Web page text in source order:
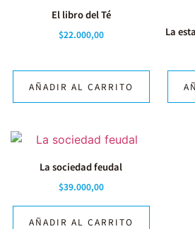
El libro del Té
$22.000,00
AÑADIR AL CARRITO
La
La sociedad feudal
$39.000,00
AÑADIR AL CARRITO